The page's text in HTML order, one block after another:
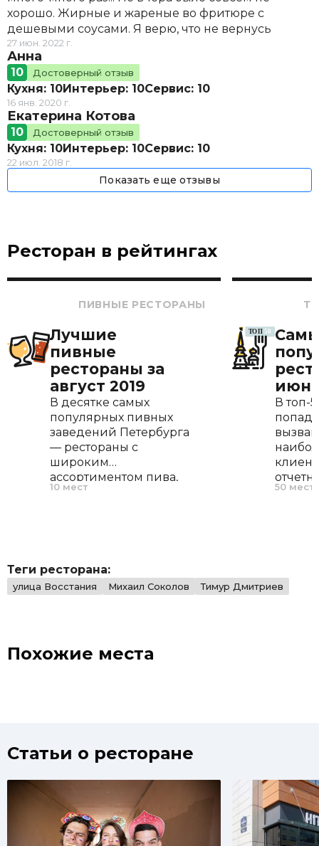
хорошо. Жирные и жареные во фритюре с
дешевыми соусами. Я верю, что не вернусь
27 июн. 2022 г.
Анна
10 Достоверный отзыв
Кухня: 10Интерьер: 10Сервис: 10
16 янв. 2020 г.
Екатерина Котова
10 Достоверный отзыв
Кухня: 10Интерьер: 10Сервис: 10
22 июл. 2018 г.
Показать еще отзывы
Ресторан в рейтингах
ПИВНЫЕ РЕСТОРАНЫ
Лучшие
пивные
рестораны за
август 2019
В десятке самых
популярных пивных
заведений Петербурга
— рестораны с
широким
ассортиментом пива,
гренками и рульками,
ресторане работает
пивоварня, успех точно
стоит помножить
10 мест
В топ-
50 мест
Теги ресторана:
улица Восстания Михаил Соколов Тимур Дмитриев
Похожие места
Статьи о ресторане